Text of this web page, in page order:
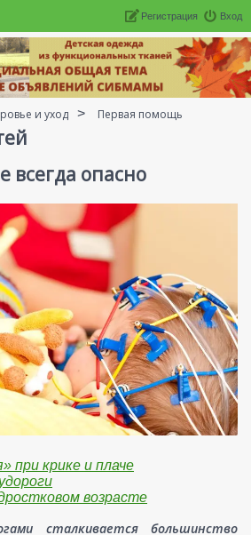
Вход
Регистрация
и уход Первая помощь
всегда опасно
при крике и плаче
возрасте
сталкивается большинство